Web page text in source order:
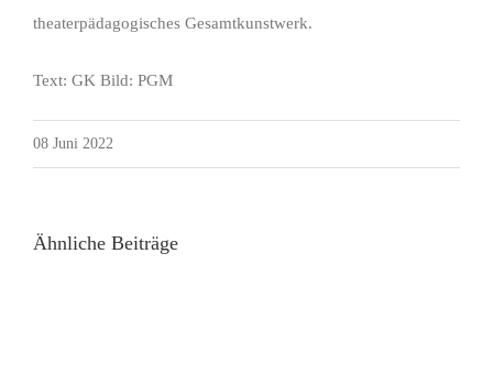
theaterpädagogisches Gesamtkunstwerk.
Text: GK Bild: PGM
08 Juni 2022
Ähnliche Beiträge